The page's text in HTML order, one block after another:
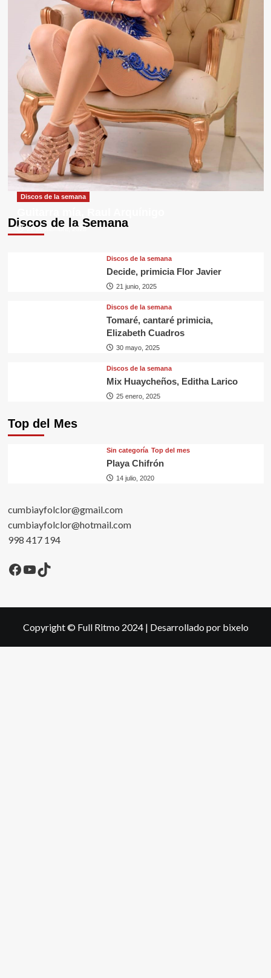
Discos de la Semana
Discos de la semana
29 septiembre, 2025
Discos de la semana
Decide, primicia Flor Javier
21 junio, 2025
Discos de la semana
Tomaré, cantaré primicia,
Elizabeth Cuadros
30 mayo, 2025
Discos de la semana
Mix Huaycheños, Editha Larico
25 enero, 2025
Top del Mes
Sin categorí­a Top del mes
Playa Chifrón
14 julio, 2020
cumbiayfolclor@gmail.com
cumbiayfolclor@hotmail.com
998 417 194
Facebook
YouTube
TikTok
Copyright © Full Ritmo 2024 | Desarrollado por bixelo